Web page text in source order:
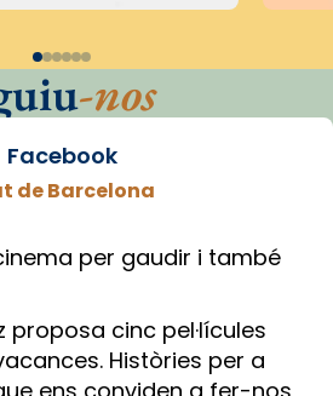
-nos
Facebook
de Barcelona
per gaudir i també
proposa cinc pel·lícules
Històries per a